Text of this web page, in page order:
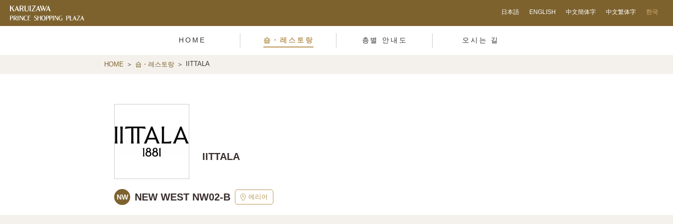
日本語 ENGLISH 中文簡体字 中文繁体字 한국
HOME 숍・레스토랑 층별 안내도 오시는 길
HOME 숍・레스토랑 IITTALA
IITTALA
NW NEW WEST NW02-B 에리어